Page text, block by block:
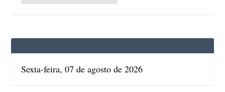
Sexta-feira, 07 de agosto de 2026